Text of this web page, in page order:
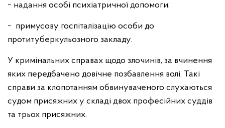
− надання особі психіатричної допомоги;
− примусову госпіталізацію особи до
протитуберкульозного закладу.
У кримінальних справах щодо злочинів, за вчинення
яких передбачено довічне позбавлення волі. Такі
справи за клопотанням обвинуваченого слухаються
судом присяжних у складі двох професійних суддів
та трьох присяжних.